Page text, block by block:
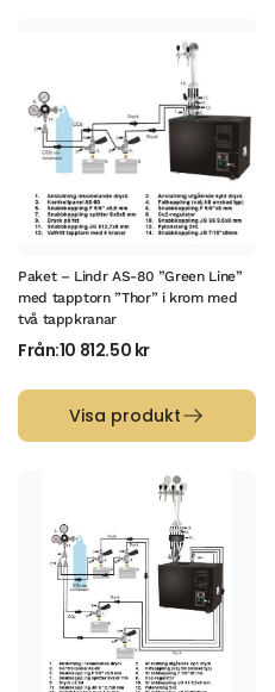
Paket – Lindr AS-80 ”Green Line”
med tapptorn ”Thor” i krom med
två tappkranar
Från:10 812.50 kr
Visa produkt